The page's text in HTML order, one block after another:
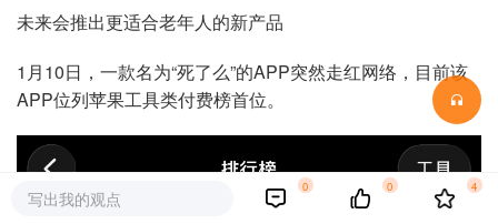
未来会推出更适合老年人的新产品
1月10日，一款名为“死了么”的APP突然走红网络，目前该
APP位列苹果工具类付费榜首位。
写出我的观点
0 0 4